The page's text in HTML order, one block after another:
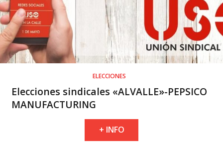
ELECCIONES
Elecciones sindicales «ALVALLE»-PEPSICO
MANUFACTURING
+ INFO